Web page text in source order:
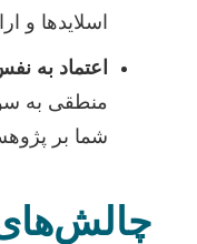
اسلایدها و
اعتماد به
منطقی به
شما بر